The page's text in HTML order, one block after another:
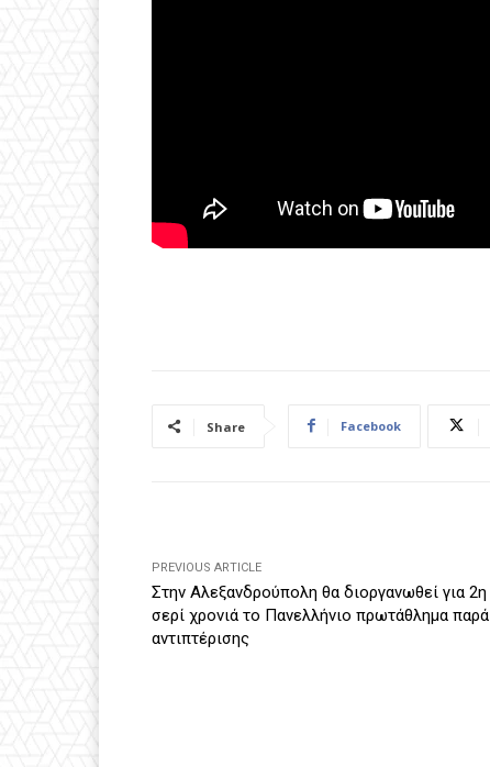
Share Facebook
PREVIOUS ARTICLE
Στην Αλεξανδρούπολη θα διοργανωθεί για 2η
σερί χρονιά το Πανελλήνιο πρωτάθλημα παρά
αντιπτέρισης